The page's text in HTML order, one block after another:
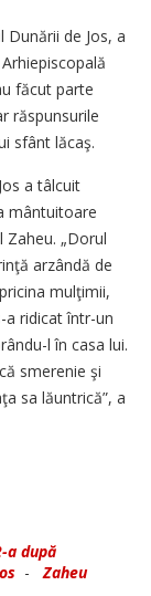
de Jos, a
făcut parte
răspunsurile
sfânt lăcaş.
a tâlcuit
mântuitoare
„Dorul
arzândă de
mulţimii,
ridicat într-un
l în casa lui.
smerenie şi
sa lăuntrică”, a
a după
-Zaheu